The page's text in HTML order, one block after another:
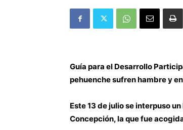
Guía para el Desarrollo
pehuenche sufren hambre y
Este 13 de julio se interpuso
Concepción, la que fue